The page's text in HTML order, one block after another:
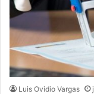
Luis Ovidio Vargas